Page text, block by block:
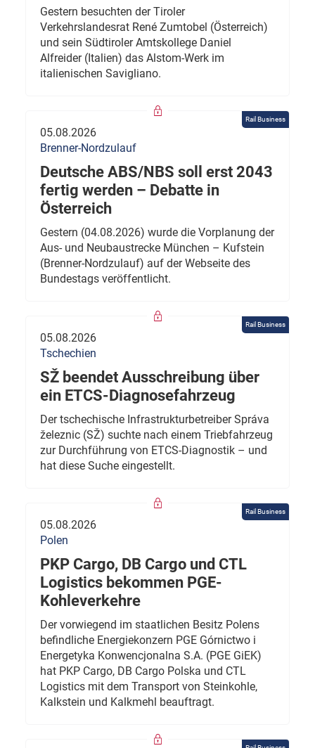
Gestern besuchten der Tiroler
Verkehrslandesrat René Zumtobel (Österreich)
und sein Südtiroler Amtskollege Daniel
Alfreider (Italien) das Alstom-Werk im
italienischen Savigliano.
Rail Business
05.08.2026
Brenner-Nordzulauf
Deutsche ABS/NBS soll erst 2043
fertig werden – Debatte in
Österreich
Gestern (04.08.2026) wurde die Vorplanung der
Aus- und Neubaustrecke München – Kufstein
(Brenner-Nordzulauf) auf der Webseite des
Bundestags veröffentlicht.
Rail Business
05.08.2026
Tschechien
SŽ beendet Ausschreibung über
ein ETCS-Diagnosefahrzeug
Der tschechische Infrastrukturbetreiber Správa
železnic (SŽ) suchte nach einem Triebfahrzeug
zur Durchführung von ETCS-Diagnostik – und
hat diese Suche eingestellt.
Rail Business
05.08.2026
Polen
PKP Cargo, DB Cargo und CTL
Logistics bekommen PGE-
Kohleverkehre
Der vorwiegend im staatlichen Besitz Polens
befindliche Energiekonzern PGE Górnictwo i
Energetyka Konwencjonalna S.A. (PGE GiEK)
hat PKP Cargo, DB Cargo Polska und CTL
Logistics mit dem Transport von Steinkohle,
Kalkstein und Kalkmehl beauftragt.